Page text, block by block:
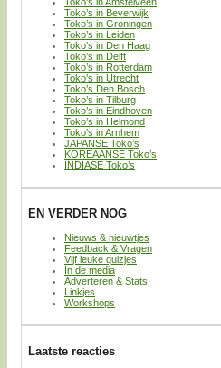
Toko’s in Beverwijk
Toko’s in Groningen
Toko’s in Leiden
Toko’s in Den Haag
Toko’s in Delft
Toko’s in Rotterdam
Toko’s in Utrecht
Toko’s Den Bosch
Toko’s in Tilburg
Toko’s in Eindhoven
Toko’s in Helmond
Toko’s in Arnhem
JAPANSE Toko’s
KOREAANSE Toko’s
INDIASE Toko’s
EN VERDER NOG
Nieuws & nieuwtjes
Feedback & Vragen
Vijf leuke quizjes
In de media
Adverteren & Stats
Linkjes
Workshops
Laatste reacties